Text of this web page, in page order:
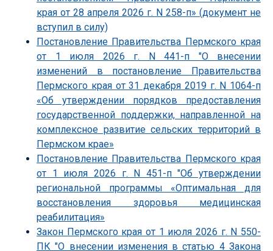
края от 28 апреля 2026 г. N 258-п» (документ не
вступил в силу)
Постановление Правительства Пермского края
от 1 июля 2026 г. N 441-п "О внесении
изменений в постановление Правительства
Пермского края от 31 декабря 2019 г. N 1064-п
«Об утверждении порядков предоставления
государственной поддержки, направленной на
комплексное развитие сельских территорий в
Пермском крае»
Постановление Правительства Пермского края
от 1 июля 2026 г. N 451-п "Об утверждении
региональной программы «Оптимальная для
восстановления здоровья медицинская
реабилитация»
Закон Пермского края от 1 июля 2026 г. N 550-
ПК "О внесении изменения в статью 4 Закона